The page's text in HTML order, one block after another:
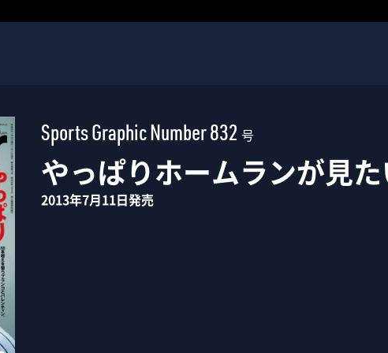
Sports Graphic Number 832 号
やっぱりホームランが見た
2013年7月11日発売